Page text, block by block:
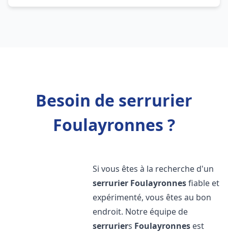
Besoin de serrurier
Foulayronnes ?
Si vous êtes à la recherche d'un
serrurier Foulayronnesfiable et
expérimenté, vous êtes au bon
endroit. Notre équipe de
serruriers Foulayronnes est